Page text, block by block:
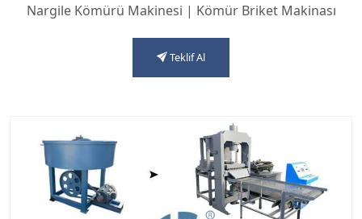
Nargile Kömürü Makinesi | Kömür Briket Makinası
Teklif Al